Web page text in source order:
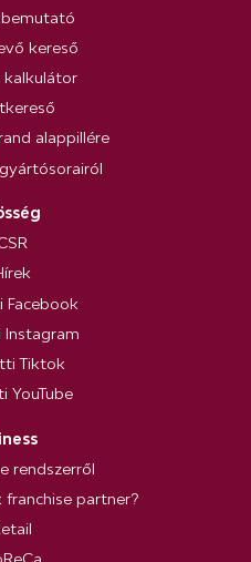
kereső
kalkulátor
alappillére
Facebook
Instagram
Tiktok
YouTube
rendszerről
franchise partner?